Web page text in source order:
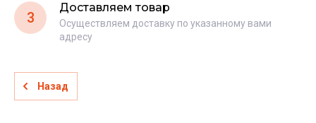
3
Доставляем товар
Осуществляем доставку по указанному вами
адресу
Назад